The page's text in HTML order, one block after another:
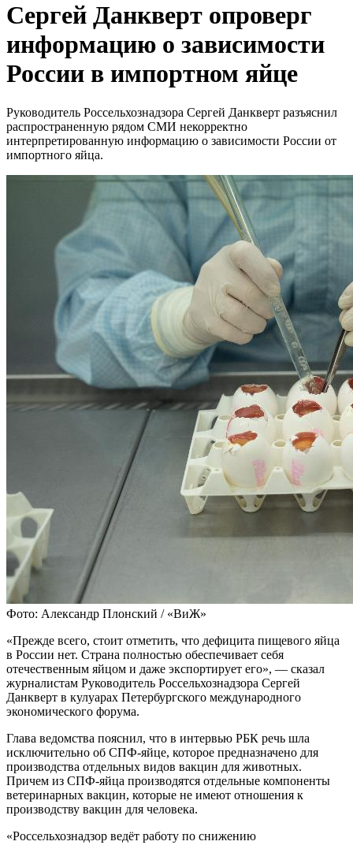
Сергей Данкверт опроверг
информацию о зависимости
России в импортном яйце
Руководитель Россельхознадзора Сергей Данкверт разъяснил
распространенную рядом СМИ некорректно
интерпретированную информацию о зависимости России от
импортного яйца.
Фото: Александр Плонский / «ВиЖ»
«Прежде всего, стоит отметить, что дефицита пищевого яйца
в России нет. Страна полностью обеспечивает себя
отечественным яйцом и даже экспортирует его», — сказал
журналистам Руководитель Россельхознадзора Сергей
Данкверт в кулуарах Петербургского международного
экономического форума.
Глава ведомства пояснил, что в интервью РБК речь шла
исключительно об СПФ-яйце, которое предназначено для
производства отдельных видов вакцин для животных.
Причем из СПФ-яйца производятся отдельные компоненты
ветеринарных вакцин, которые не имеют отношения к
производству вакцин для человека.
«Россельхознадзор ведёт работу по снижению